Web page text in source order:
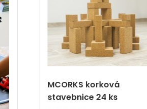
MCORKS korková
stavebnice 24 ks